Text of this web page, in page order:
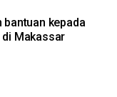
bantuan kepada
Makassar